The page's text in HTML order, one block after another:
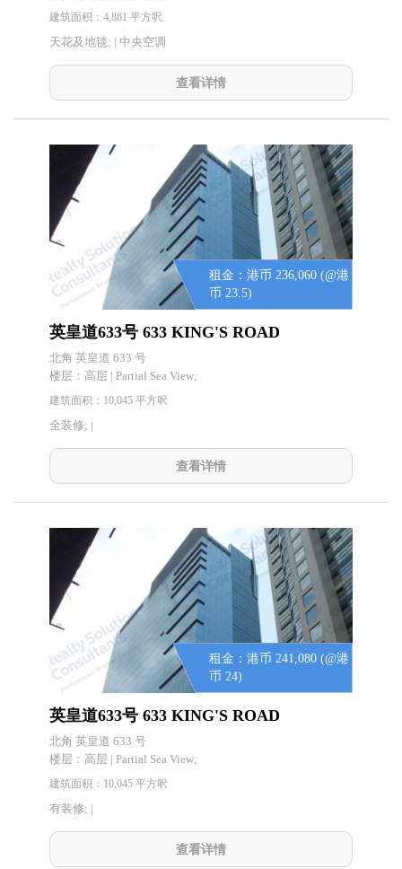
建筑面积：4,861 平方呎
天花及地毯; | 中央空调
查看详情
租金：港币 236,060 (@港
币 23.5)
英皇道633号 633 KING'S ROAD
北角 英皇道 633 号
楼层： 高层 | Partial Sea View;
建筑面积：10,045 平方呎
全装修; |
查看详情
租金：港币 241,080 (@港
币 24)
英皇道633号 633 KING'S ROAD
北角 英皇道 633 号
楼层： 高层 | Partial Sea View;
建筑面积：10,045 平方呎
有装修; |
查看详情